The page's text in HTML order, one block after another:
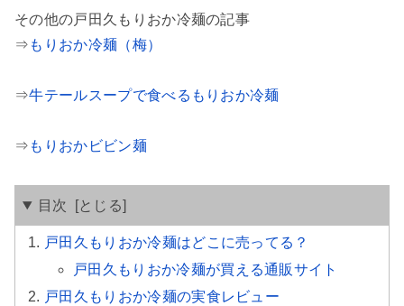
その他の戸田久もりおか冷麺の記事
⇒ もりおか冷麺（梅）
⇒牛テールスープで食べるもりおか冷麺
⇒ もりおかビビン麺
目次
戸田久もりおか冷麺はどこに売ってる？
戸田久もりおか冷麺が買える通販サイト
戸田久もりおか冷麺の実食レビュー